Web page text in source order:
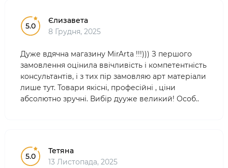
5.0
Єлизавета
8 Грудня, 2025
Дуже вдячна магазину MirArta !!!))) З першого
замовлення оцінила ввічливість і компетентність
консультантів, і з тих пір замовляю арт матеріали
лише тут. Товари якісні, професійні , ціни
абсолютно зручні. Вибір дууже великий! Особ..
5.0
Тетяна
13 Листопада, 2025